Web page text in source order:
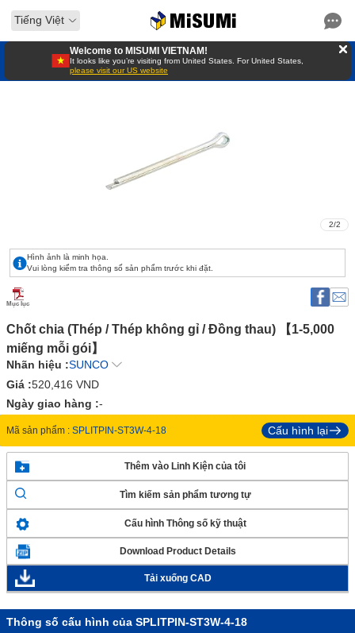
Tiếng Việt
Welcome to MISUMI VIETNAM!
It looks like you’re visiting from United States. For United States,
please visit our US website
2/2
Hình ảnh là minh họa.
Vui lòng kiểm tra thông số sản phẩm trước khi đặt.
Mục lục
Chốt chia (Thép / Thép không gỉ / Đồng thau) 【1-5,000
miếng mỗi gói】
Nhãn hiệu :SUNCO
Giá :520,416 VND
Ngày giao hàng :-
Mã sản phẩm : SPLITPIN-ST3W-4-18 Cấu hình lại
Thêm vào Linh Kiện của tôi
Tìm kiếm sản phẩm tương tự
Cấu hình Thông số kỹ thuật
Download Product Details
Tải xuống CAD
Thông số cấu hình của SPLITPIN-ST3W-4-18